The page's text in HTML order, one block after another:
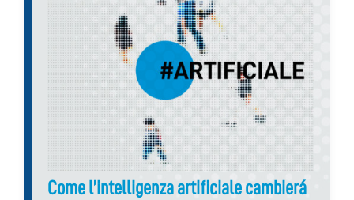
Come l’intelligenza artificiale cambierá